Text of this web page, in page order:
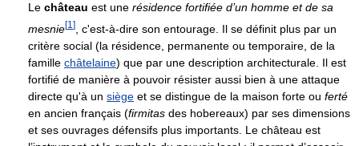
Le château est une résidence fortifiée d’un homme et de sa
mesnie[1 ]
, c'est-à-dire son entourage. Il se définit plus par un
critère social (la résidence, permanente ou temporaire, de la
famille châtelaine) que par une description architecturale. Il est
fortifié de manière à pouvoir résister aussi bien à une attaque
directe qu'à un siège et se distingue de la maison forte ou ferté
en ancien français (firmitas des hobereaux) par ses dimensions
et ses ouvrages défensifs plus importants. Le château est